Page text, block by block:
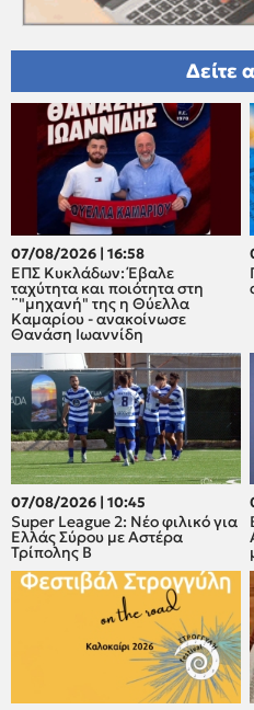
Δείτε
07/08/2026 | 16:58
ΕΠΣ Κυκλάδων: Έβαλε
ταχύτητα και ποιότητα στη
¨"μηχανή" της η Θύελλα
Καμαρίου - ανακοίνωσε
Θανάση Ιωαννίδη
07/08/2026 | 10:45
Super League 2: Νέο φιλικό για
Ελλάς Σύρου με Αστέρα
Τρίπολης Β